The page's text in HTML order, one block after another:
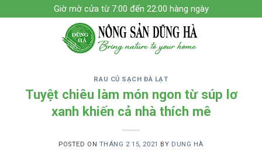
to
Giờ mờ cửa từ 7:00 đến 22:00 hàng ngày
RAU CỦ SẠCH ĐÀ LẠT
Tuyệt chiêu làm món ngon từ súp lơ
xanh khiến cả nhà thích mê
POSTED ON THÁNG 2 15, 2021 BY DUNG HÀ